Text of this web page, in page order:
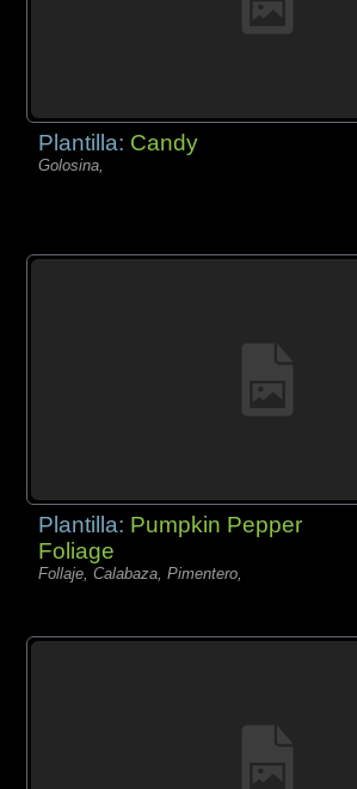
Plantilla: Candy
Golosina,
Plantilla: Pumpkin Pepper
Foliage
Follaje, Calabaza, Pimentero,